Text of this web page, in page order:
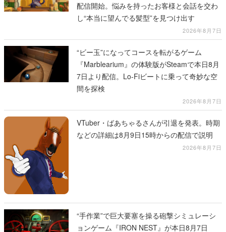
配信開始。悩みを持ったお客様と会話を交わ
し“本当に望んでる髪型”を見つけ出す
2026年8月7日
“ビー玉”になってコースを転がるゲーム
『Marblearium』の体験版がSteamで本日8月
7日より配信。Lo-Fiビートに乗って奇妙な空
間を探検
2026年8月7日
VTuber・ばあちゃるさんが引退を発表。時期
などの詳細は8月9日15時からの配信で説明
2026年8月7日
“手作業”で巨大要塞を操る砲撃シミュレーシ
ョンゲーム『IRON NEST』が本日8月7日